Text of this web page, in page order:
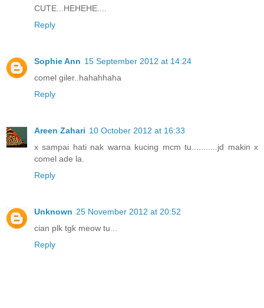
CUTE...HEHEHE....
Reply
Sophie Ann 15 September 2012 at 14:24
comel giler..hahahhaha
Reply
Areen Zahari 10 October 2012 at 16:33
x sampai hati nak warna kucing mcm tu...........jd makin x
comel ade la.
Reply
Unknown 25 November 2012 at 20:52
cian plk tgk meow tu...
Reply